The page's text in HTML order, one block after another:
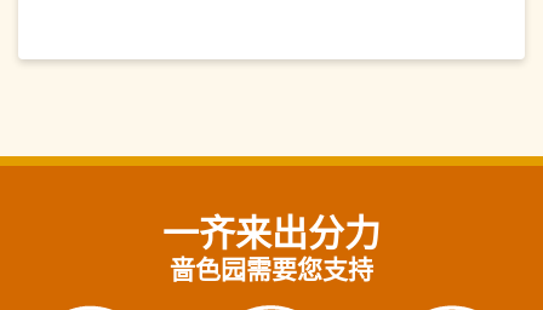
一齐来出分力
啬色园需要您支持